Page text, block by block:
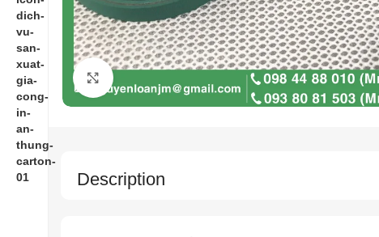
Description